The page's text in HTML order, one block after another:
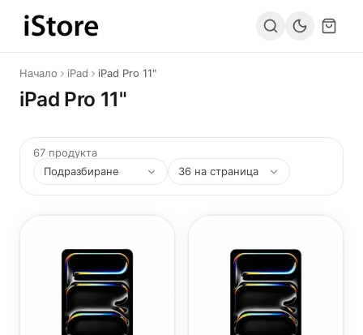
Към съдържанието
Начало iPad iPad Pro 11"
iPad Pro 11"
67 продукта